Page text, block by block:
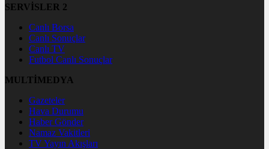
SERVİSLER 2
Canlı Borsa
Canlı Sonuçlar
Canlı TV
Futbol Canlı Sonuçlar
MULTİMEDYA
Gazeteler
Hava Durumu
Haber Gönder
Namaz Vakitleri
TV Yayın Akışları